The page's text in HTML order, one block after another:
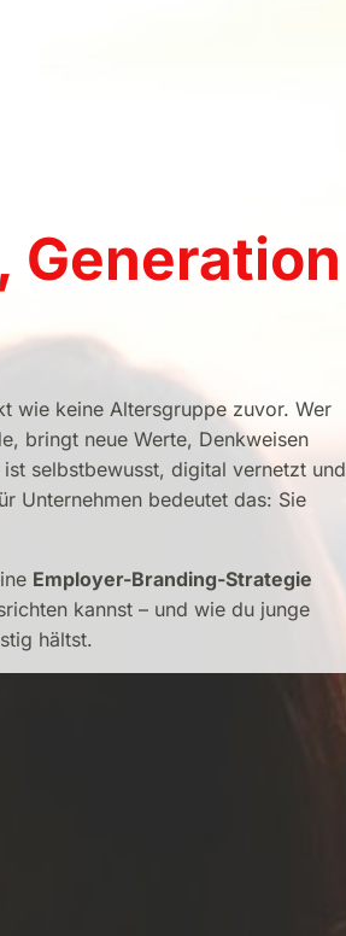
, Generation
wie keine Altersgruppezuvor. Wer
bringt neue Werte, Denkweisen
selbstbewusst, digital vernetzt und
Unternehmenbedeutet das: Sie
Employer-Branding-Strategie
kannst – und wie du junge
hältst.